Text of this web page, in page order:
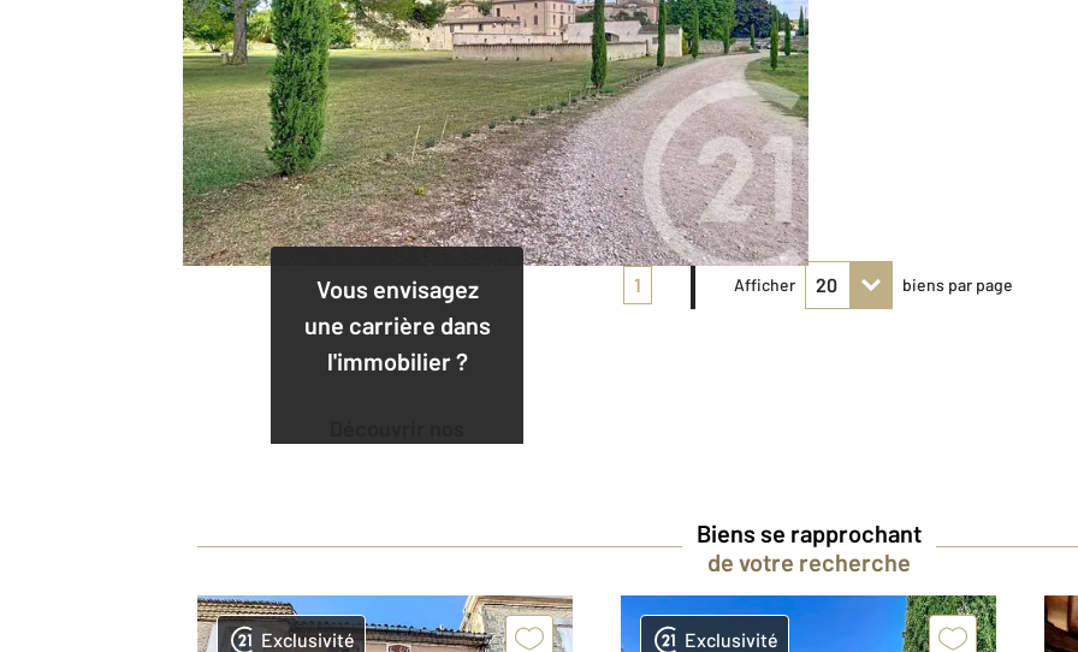
Vous envisagez
une carrière dans
l'immobilier ?
1 Afficher biens par page
Biens se rapprochant
de votre recherche
Exclusivité Exclusivité